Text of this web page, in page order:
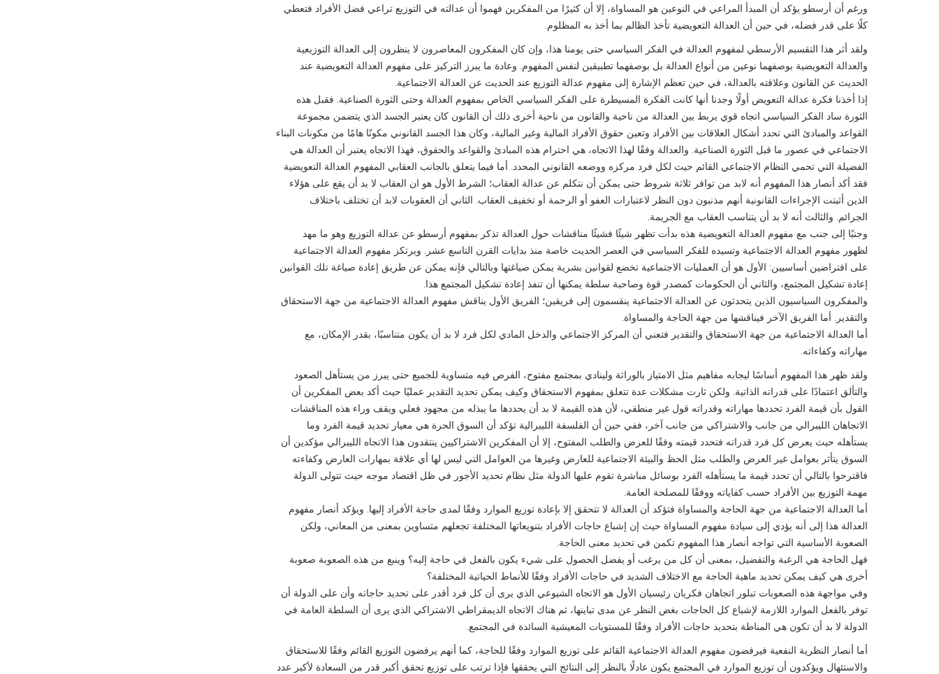
ورغم أن أرسطو يؤكد أن المبدأ المراعي في النوعين هو المساواة، إلا أن كثيرًا من المفكرين فهموا أن عدالته في التوزيع تراعي فضل الأفراد فتعطي
كلًا على قدر فضله، في حين أن العدالة التعويضية تأخذ الظالم بما أخذ به المظلوم.
ولقد أثر هذا التقسيم الأرسطي لمفهوم العدالة في الفكر السياسي حتى يومنا هذا، وإن كان المفكرون المعاصرون لا ينظرون إلى العدالة التوزيعية
والعدالة التعويضية بوصفهما نوعين من أنواع العدالة بل بوصفهما تطبيقين لنفس المفهوم. وعادة ما يبرز التركيز على مفهوم العدالة التعويضية عند
الحديث عن القانون وعلاقته بالعدالة، في حين تعظم الإشارة إلى مفهوم عدالة التوزيع عند الحديث عن العدالة الاجتماعية.
إذا أخذنا فكرة عدالة التعويض أولًا وجدنا أنها كانت الفكرة المسيطرة على الفكر السياسي الخاص بمفهوم العدالة وحتى الثورة الصناعية. فقبل هذه
الثورة ساد الفكر السياسي اتجاه قوي يربط بين العدالة من ناحية والقانون من ناحية أخرى ذلك أن القانون كان يعتبر الجسد الذي يتضمن مجموعة
القواعد والمبادئ التي تحدد أشكال العلاقات بين الأفراد وتعين حقوق الأفراد المالية وغير المالية، وكان هذا الجسد القانوني مكونًا هامًا من مكونات البناء
الاجتماعي في عصور ما قبل الثورة الصناعية. والعدالة وفقًا لهذا الاتجاه، هي احترام هذه المبادئ والقواعد والحقوق، فهذا الاتجاه يعتبر أن العدالة هي
الفضيلة التي تحمي النظام الاجتماعي القائم حيث لكل فرد مركزه ووضعه القانوني المحدد. أما فيما يتعلق بالجانب العقابي المفهوم العدالة التعويضية
فقد أكد أنصار هذا المفهوم أنه لابد من توافر ثلاثة شروط حتى يمكن أن نتكلم عن عدالة العقاب؛ الشرط الأول هو ان العقاب لا بد أن يقع على هؤلاء
الذين أثبتت الإجراءات القانونية أنهم مذنبون دون النظر لاعتبارات العفو أو الرحمة أو تخفيف العقاب. الثاني أن العقوبات لابد أن تختلف باختلاف
الجرائم. والثالث أنه لا بد أن يتناسب العقاب مع الجريمة.
وجنبًا إلى جنب مع مفهوم العدالة التعويضية هذه بدأت تظهر شيئًا فشيئًا مناقشات حول العدالة تذكر بمفهوم أرسطو عن عدالة التوزيع وهو ما مهد
لظهور مفهوم العدالة الاجتماعية وتسيده للفكر السياسي في العصر الحديث خاصة منذ بدايات القرن التاسع عشر. ويرتكز مفهوم العدالة الاجتماعية
على افتراضين أساسيين: الأول هو أن العمليات الاجتماعية تخضع لقوانين بشرية يمكن صياغتها وبالتالي فإنه يمكن عن طريق إعادة صياغة تلك القوانين
إعادة تشكيل المجتمع، والثاني أن الحكومات كمصدر قوة وصاحبة سلطة يمكنها أن تنفذ إعادة تشكيل المجتمع هذا.
والمفكرون السياسيون الذين يتحدثون عن العدالة الاجتماعية ينقسمون إلى فريقين؛ الفريق الأول يناقش مفهوم العدالة الاجتماعية من جهة الاستحقاق
والتقدير. أما الفريق الآخر فيناقشها من جهة الحاجة والمساواة.
أما العدالة الاجتماعية من جهة الاستحقاق والتقدير فتعني أن المركز الاجتماعي والدخل المادي لكل فرد لا بد أن يكون متناسبًا، بقدر الإمكان، مع
مهاراته وكفاءاته.
ولقد ظهر هذا المفهوم أساسًا ليجابه مفاهيم مثل الامتياز بالوراثة ولينادي بمجتمع مفتوح، الفرص فيه متساوية للجميع حتى يبرز من يستأهل الصعود
والتألق اعتمادًا على قدراته الذاتية. ولكن ثارت مشكلات عدة تتعلق بمفهوم الاستحقاق وكيف يمكن تحديد التقدير عمليًا حيث أكد بعض المفكرين أن
القول بأن قيمة الفرد تحددها مهاراته وقدراته قول غير منطقي، لأن هذه القيمة لا بد أن يحددها ما يبذله من مجهود فعلي ويقف وراء هذه المناقشات
الاتجاهان الليبرالي من جانب والاشتراكي من جانب آخر، ففي حين أن الفلسفة الليبرالية تؤكد أن السوق الحرة هي معيار تحديد قيمة الفرد وما
يستأهله حيث يعرض كل فرد قدراته فتحدد قيمته وفقًا للعرض والطلب المفتوح، إلا أن المفكرين الاشتراكيين ينتقدون هذا الاتجاه الليبرالي مؤكدين أن
السوق يتأثر بعوامل غير العرض والطلب مثل الحظ والبيئة الاجتماعية للعارض وغيرها من العوامل التي ليس لها أي علاقة بمهارات العارض وكفاءته
فاقترحوا بالتالي أن تحدد قيمة ما يستأهله الفرد بوسائل مباشرة تقوم عليها الدولة مثل نظام تحديد الأجور في ظل اقتصاد موجه حيث تتولى الدولة
مهمة التوزيع بين الأفراد حسب كفاياته ووفقًا للمصلحة العامة.
أما العدالة الاجتماعية من جهة الحاجة والمساواة فتؤكد أن العدالة لا تتحقق إلا بإعادة توزيع الموارد وفقًا لمدى حاجة الأفراد إليها. ويؤكد أنصار مفهوم
العدالة هذا إلى أنه يؤدي إلى سيادة مفهوم المساواة حيث إن إشباع حاجات الأفراد بتنويعاتها المختلفة تجعلهم متساوين بمعنى من المعاني، ولكن
الصعوبة الأساسية التي تواجه أنصار هذا المفهوم تكمن في تحديد معنى الحاجة.
فهل الحاجة هي الرغبة والتفضيل، بمعنى أن كل من يرغب أو يفضل الحصول على شيء يكون بالفعل في حاجة إليه؟ وينبع من هذه الصعوبة صعوبة
أخرى هي كيف يمكن تحديد ماهية الحاجة مع الاختلاف الشديد في حاجات الأفراد وفقًا للأنماط الحياتية المختلفة؟
وفي مواجهة هذه الصعوبات تبلور اتجاهان فكريان رئيسيان الأول هو الاتجاه الشيوعي الذي يرى أن كل فرد أقدر على تحديد حاجاته وأن على الدولة أن
توفر بالفعل الموارد اللازمة لإشباع كل الحاجات بغض النظر عن مدى تباينها، ثم هناك الاتجاه الديمقراطي الاشتراكي الذي يرى أن السلطة العامة في
الدولة لا بد أن تكون هي المناطة بتحديد حاجات الأفراد وفقًا للمستويات المعيشية السائدة في المجتمع.
أما أنصار النظرية النفعية فيرفضون مفهوم العدالة الاجتماعية القائم على توزيع الموارد وفقًا للحاجة، كما أنهم يرفضون التوزيع القائم وفقًا للاستحقاق
والاستئهال ويؤكدون أن توزيع الموارد في المجتمع يكون عادلًا بالنظر إلى النتائج التي يحققها فإذا ترتب على توزيع تحقق أكبر قدر من السعادة لأكبر عدد